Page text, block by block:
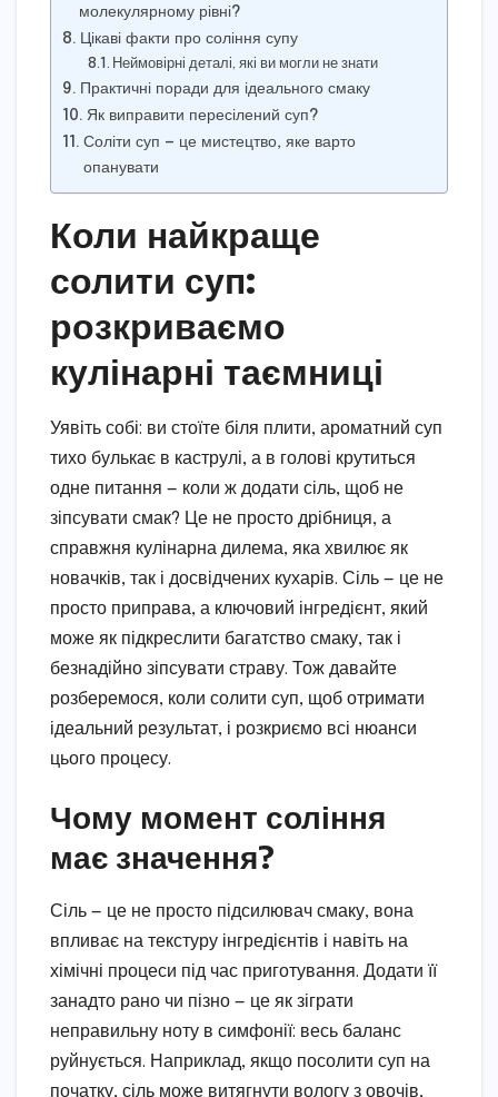
молекулярному рівні?
Цікаві факти про соління супу
Неймовірні деталі, які ви могли не знати
Практичні поради для ідеального смаку
Як виправити пересілений суп?
Соліти суп — це мистецтво, яке варто
опанувати
Коли найкраще
солити суп:
розкриваємо
кулінарні таємниці
Уявіть собі: ви стоїте біля плити, ароматний суп
тихо булькає в каструлі, а в голові крутиться
одне питання — коли ж додати сіль, щоб не
зіпсувати смак? Це не просто дрібниця, а
справжня кулінарна дилема, яка хвилює як
новачків, так і досвідчених кухарів. Сіль — це не
просто приправа, а ключовий інгредієнт, який
може як підкреслити багатство смаку, так і
безнадійно зіпсувати страву. Тож давайте
розберемося, коли солити суп, щоб отримати
ідеальний результат, і розкриємо всі нюанси
цього процесу.
Чому момент соління
має значення?
Сіль — це не просто підсилювач смаку, вона
впливає на текстуру інгредієнтів і навіть на
хімічні процеси під час приготування. Додати її
занадто рано чи пізно — це як зіграти
неправильну ноту в симфонії: весь баланс
руйнується. Наприклад, якщо посолити суп на
початку, сіль може витягнути вологу з овочів,